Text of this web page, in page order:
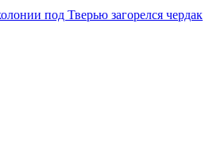
под Тверью загорелся чердак